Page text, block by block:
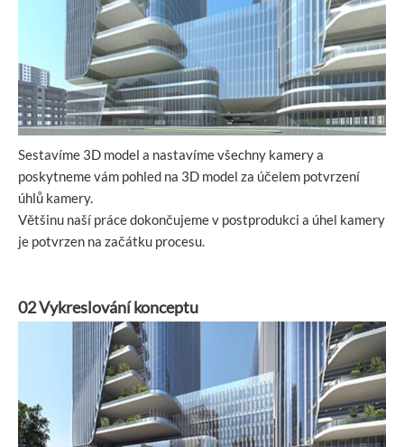
Sestavíme 3D model a nastavíme všechny kamery a
poskytneme vám pohled na 3D model za účelem potvrzení
úhlů kamery.
Většinu naší práce dokončujeme v postprodukci a úhel kamery
je potvrzen na začátku procesu.
02 Vykreslování konceptu